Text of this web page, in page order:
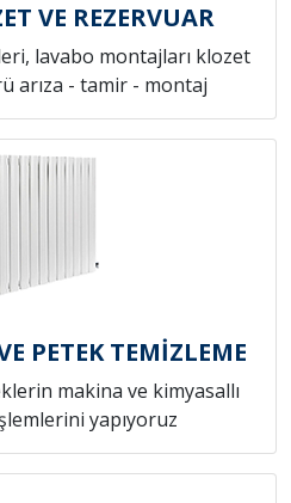
VE REZERVUAR
lavabo montajları klozet
arıza - tamir - montaj
PETEK TEMİZLEME
makina ve kimyasallı
yapıyoruz